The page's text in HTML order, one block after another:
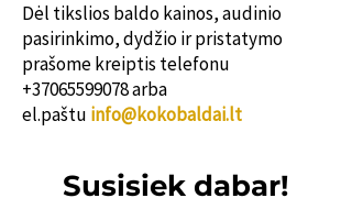
Dėl tikslios baldo kainos, audinio
pasirinkimo, dydžio ir pristatymo
prašome kreiptis telefonu
+37065599078arba
el.paštu info@kokobaldai.lt
Susisiek dabar!